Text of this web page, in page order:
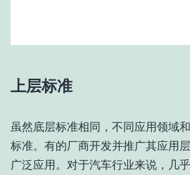
上层标准
虽然底层标准相同，不同应用领域
标准。有的厂商开发并推广其应用
广泛应用。对于汽车行业来说，几